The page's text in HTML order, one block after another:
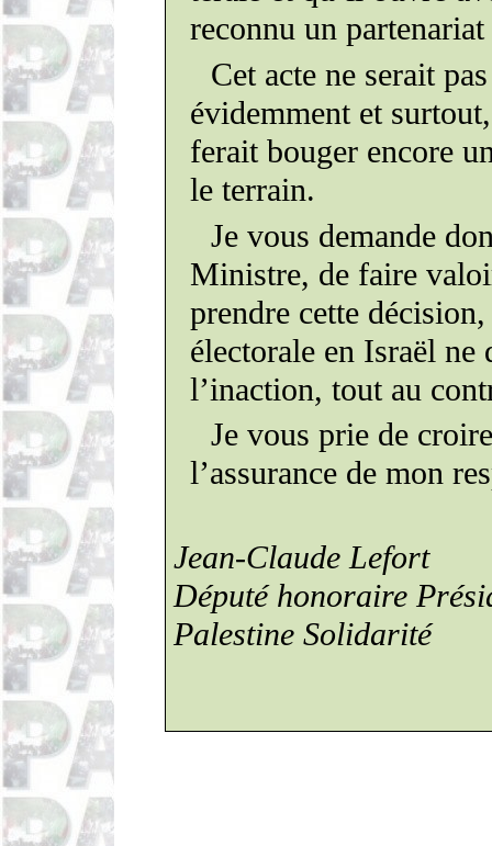
reconnu unpar­te­nariat
Cet acte ne serait
évidemment et
ferait bouger encore
le terrain.
Je vous demande
Ministre, de faire
prendre cette
élec­torale en Israël ne
l’inaction, tout au
Je vous prie de
l’assurance de mon
Jean-​​Claude Lefort
Député honoraire
Palestine Solidarité